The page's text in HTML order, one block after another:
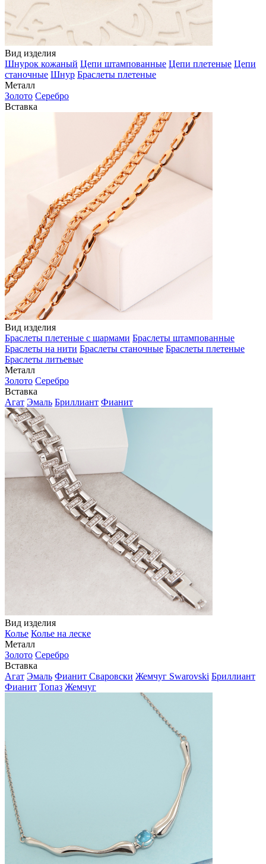
Вид изделия
Шнурок кожаный Цепи штампованные Цепи плетеные Цепи
станочные Шнур Браслеты плетеные
Металл
Золото Серебро
Вставка
Вид изделия
Браслеты плетеные с шармами Браслеты штампованные
Браслеты на нити Браслеты станочные Браслеты плетеные
Браслеты литьевые
Металл
Золото Серебро
Вставка
Агат Эмаль Бриллиант Фианит
Вид изделия
Колье Колье на леске
Металл
Золото Серебро
Вставка
Агат Эмаль Фианит Сваровски Жемчуг Swarovski Бриллиант
Фианит Топаз Жемчуг